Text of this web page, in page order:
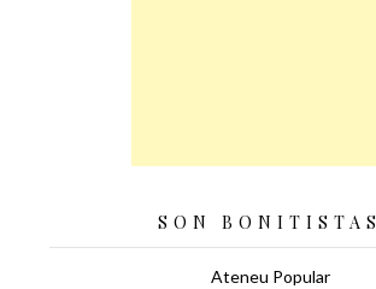
SON BONITISTAS
Ateneu Popular